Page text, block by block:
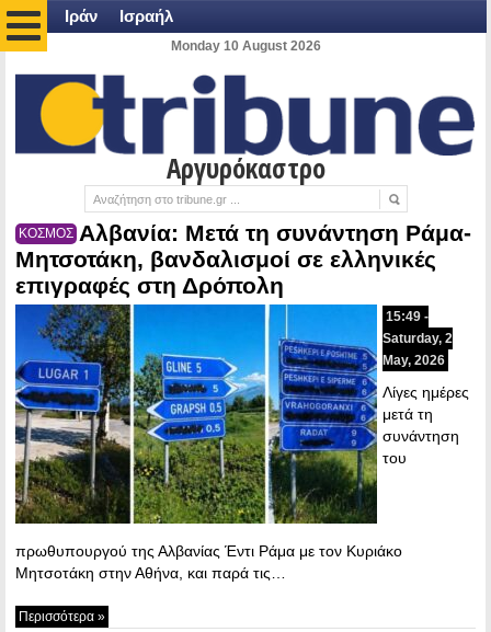
Ιράν Ισραήλ
Monday 10 August 2026
Αργυρόκαστρο
ΚΟΣΜΟΣ Αλβανία: Μετά τη συνάντηση Ράμα-
Μητσοτάκη, βανδαλισμοί σε ελληνικές
επιγραφές στη Δρόπολη
15:49 -
Saturday, 2
May, 2026
Λίγες ημέρες
μετά τη
συνάντηση
του
πρωθυπουργού της Αλβανίας Έντι Ράμα με τον Κυριάκο
Μητσοτάκη στην Αθήνα, και παρά τις…
Περισσότερα »